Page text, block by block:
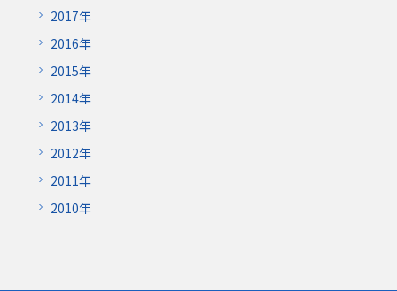
2017年
2016年
2015年
2014年
2013年
2012年
2011年
2010年